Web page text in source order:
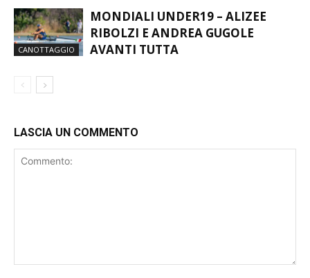
CANOTTAGGIO
MONDIALI UNDER19 – ALIZEE
RIBOLZI E ANDREA GUGOLE
LASCIA UN COMMENTO